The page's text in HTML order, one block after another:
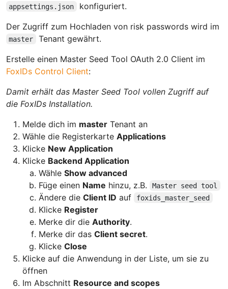
appsettings.json
konfiguriert.
Der Zugriff zum Hochladen von risk passwords wird im
master
Tenant gewährt.
Erstelle einen Master Seed Tool OAuth 2.0 Client im
FoxIDs Control Client:
Damit erhält das Master Seed Tool vollen Zugriff auf
die FoxIDs Installation.
Melde dich im master Tenant an
Wähle die Registerkarte Applications
Klicke New Application
Klicke Backend Application
Wähle Show advanced
Füge einen Name hinzu, z.B. Master seed tool
Ändere die Client ID auf foxids_master_seed
Klicke Register
Merke dir die Authority.
Merke dir das Client secret.
Klicke Close
Klicke auf die Anwendung in der Liste, um sie zu
öffnen
Im Abschnitt Resource and scopes